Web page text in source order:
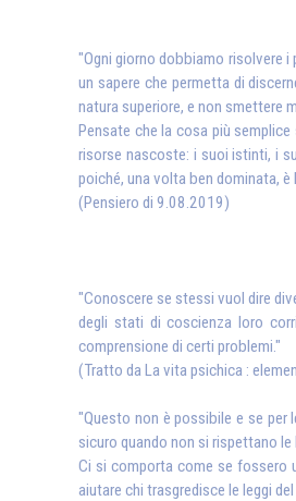
"Ogni giorno dobbiamo risolvere i
un sapere che permetta di
natura superiore, e non smettere
Pensate che la cosa più
risorse nascoste: i suoi istinti, i
poiché, una volta ben dominata, è
(Pensiero di 9.08.2019)
"Conoscere se stessi vuol dire
degli stati di coscienza loro
comprensione di certi problemi."
(Tratto da La vita psichica :
"Questo non è possibile e se per
sicuro quando non si rispettano
Ci si comporta come se fossero
aiutare chi trasgredisce le leggi